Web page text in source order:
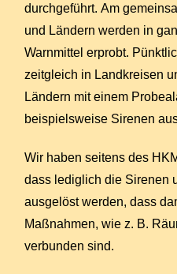
durchgeführt. Am
und Ländern werden in
Warnmittel erprobt.
zeitgleich in Landkreisen
Ländern mit einem
beispielsweise Sirenen
Wir haben seitens des
dass lediglich die Sirenen
ausgelöst werden, dass
Maßnahmen, wie z. B.
verbunden sind.